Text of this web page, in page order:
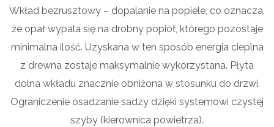
Wkład bezrusztowy – dopalanie na popiele, co oznacza,
że opał wypala się na drobny popiół, którego pozostaje
minimalna ilość. Uzyskana w ten sposób energia cieplna
z drewna zostaje maksymalnie wykorzystana. Płyta
dolna wkładu znacznie obniżona w stosunku do drzwi.
Ograniczenie osadzanie sadzy dzięki systemowi czystej
szyby (kierownica powietrza).